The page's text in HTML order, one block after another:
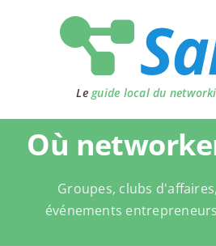
Le guide local du
Où
Groupes, clubs
événements